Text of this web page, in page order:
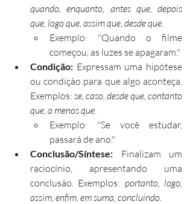
quando, enquanto, antes que, depois
que, logo que, assim que, desde que
Exemplo: "Quando o filme
começou, as luzes se apagaram."
Condição: Expressam uma hipótese
ou condição para que algo aconteça.
Exemplos: se, caso, desde que, contanto
que, a menos que
Exemplo: "Se você estudar,
passará de ano."
Conclusão/Síntese: Finalizam um
raciocínio, apresentando uma
conclusão. Exemplos: portanto, logo,
assim, enfim, em suma, concluindo